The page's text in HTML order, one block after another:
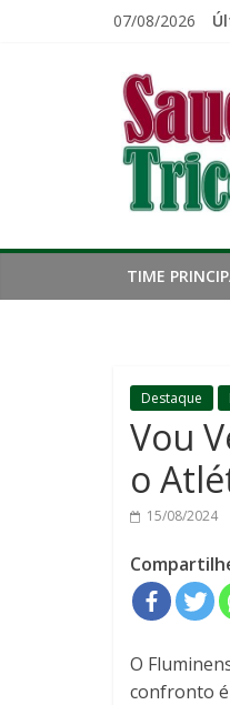
07/08/2026
TIME
Destaque
Vou
o
15/08/2024
O
confronto é